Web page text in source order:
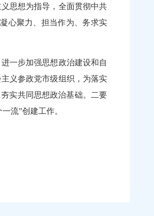
思想为指导，全面贯彻中共
心聚力、担当作为、务求实
一步加强思想政治建设和自
义参政党市级组织，为落实
实共同思想政治基础。二要
个一流”创建工作。